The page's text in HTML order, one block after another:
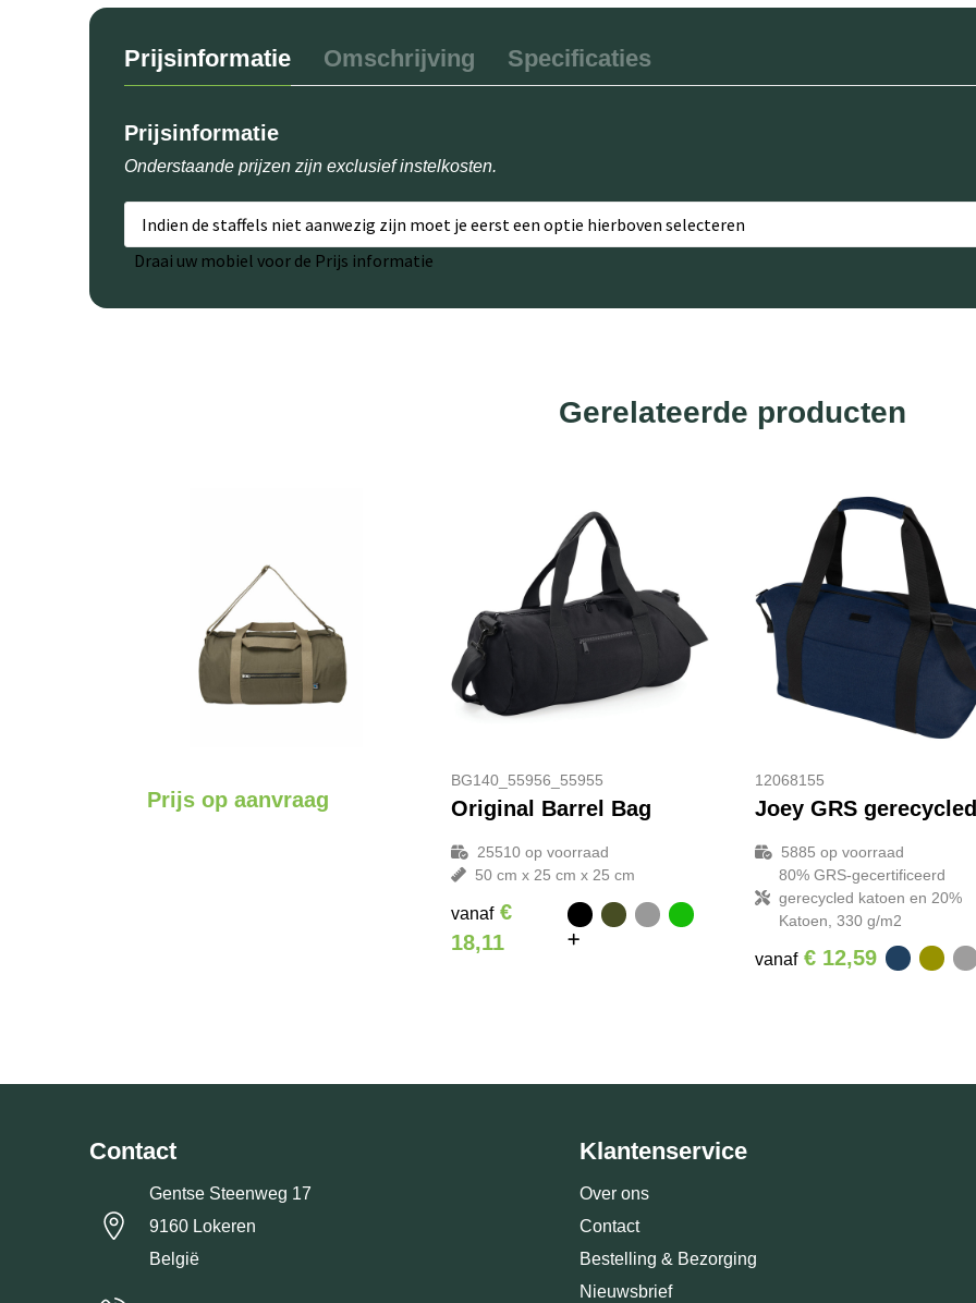
Prijsinformatie Omschrijving Specificaties
Prijsinformatie
Onderstaande prijzen zijn exclusief instelkosten.
Indien de staffels niet aanwezig zijn moet je eerst een optie hierboven selecteren
Draai uw mobiel voor de Prijs informatie
Gerelateerde producten
Prijs op aanvraag
BG140_55956_55955
Original Barrel Bag
25510op voorraad
50 cm x 25 cm x 25 cm
vanaf €
18,11
12068155
5885 op voorraad
80% GRS-gecertificeerd
gerecycled katoen en 20%
Katoen, 330 g/m2
vanaf € 12,59
Contact
Gentse Steenweg 17
9160 Lokeren
België
Klantenservice
Over ons
Contact
Bestelling & Bezorging
Nieuwsbrief